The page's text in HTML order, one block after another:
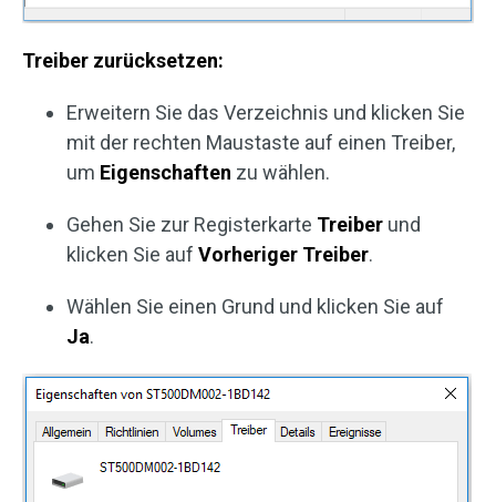
Treiber zurücksetzen:
Erweitern Sie das Verzeichnis und klicken Sie
mit der rechten Maustaste auf einen Treiber,
um Eigenschaften zu wählen.
Gehen Sie zur Registerkarte Treiber und
klicken Sie auf Vorheriger Treiber.
Wählen Sie einen Grund und klicken Sie auf
Ja.